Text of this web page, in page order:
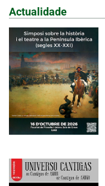
Actualidade